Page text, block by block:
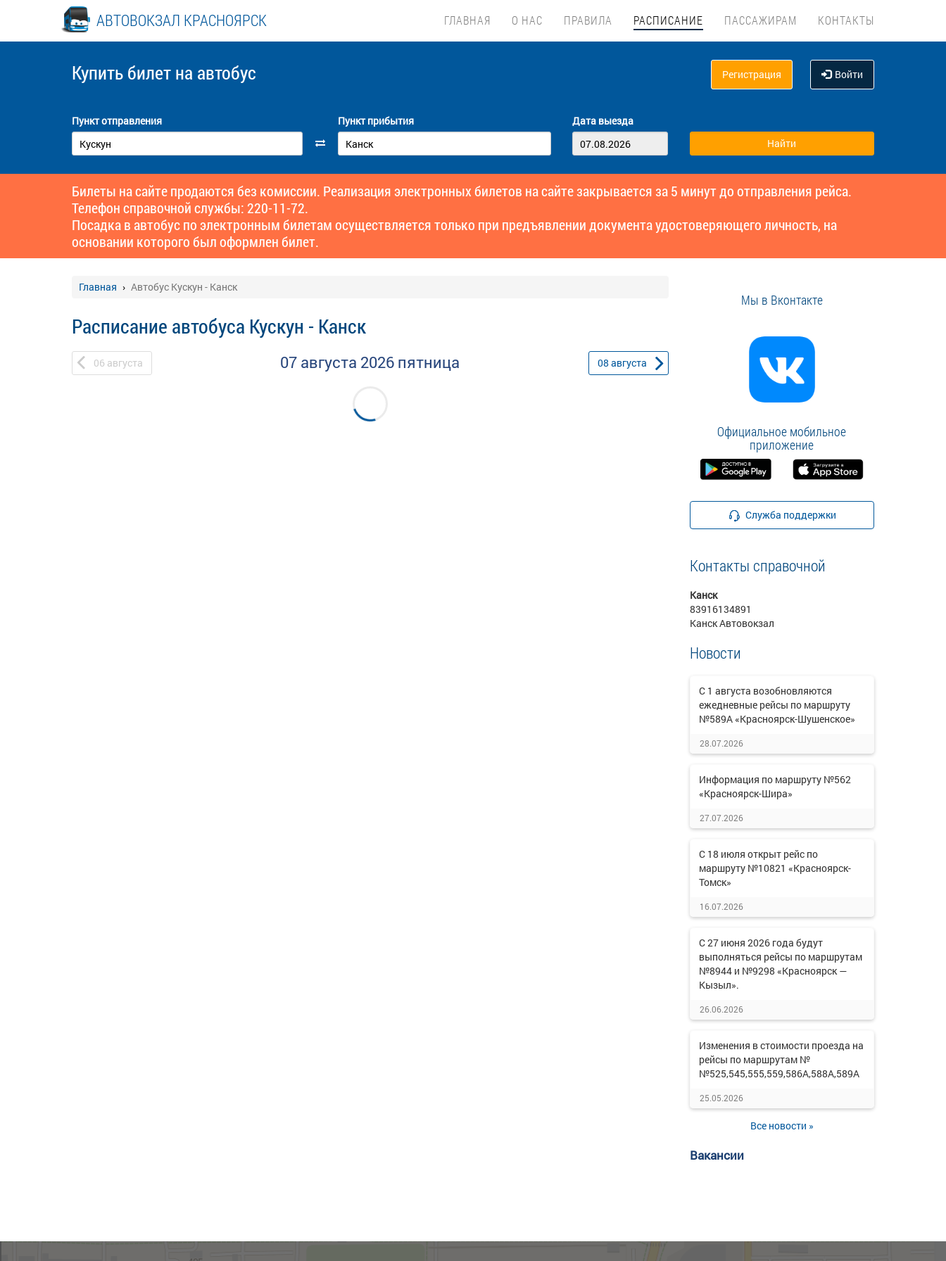
АВТОВОКЗАЛ КРАСНОЯРСК ГЛАВНАЯ О НАС ПРАВИЛА РАСПИСАНИЕ ПАССАЖИРАМ КОНТАКТЫ
Купить билет на автобус Регистрация Войти
Пункт отправления Пункт прибытия Дата выезда
Билеты на сайте продаются без комиссии. Реализация электронных билетов на сайте закрывается за 5 минут до отправления рейса.
Телефон справочной службы: 220-11-72.
Посадка в автобус по электронным билетам осуществляется только при предъявлении документа удостоверяющего личность, на
основании которого был оформлен билет.
Главная Автобус Кускун - Канск
Расписание автобуса Кускун - Канск
06 августа 07 августа 2026 пятница 08 августа
Мы в Вконтакте
Официальное мобильное
приложение
Служба поддержки
Контакты справочной
Канск
83916134891
Канск Автовокзал
Новости
С 1 августа возобновляются
ежедневные рейсы по маршруту
№589А «Красноярск-Шушенское»
28.07.2026
Информация по маршруту №562
«Красноярск-Шира»
27.07.2026
С 18 июля открыт рейс по
маршруту №10821 «Красноярск-
Томск»
16.07.2026
С 27 июня 2026 года будут
выполняться рейсы по маршрутам
№8944 и №9298 «Красноярск —
Кызыл».
26.06.2026
Изменения в стоимости проезда на
рейсы по маршрутам №
№525,545,555,559,586А,588А,589А
25.05.2026
Все новости »
Вакансии